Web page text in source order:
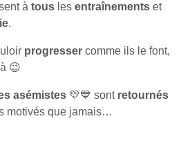
à tous les entraînements et
.
progresser comme ils le font,
😉
asémistes 💛💙 sont retournés
motivés que jamais…